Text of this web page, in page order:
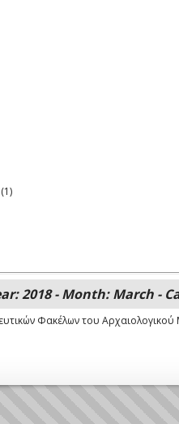
2018 - Month: March -
Φακέλων του